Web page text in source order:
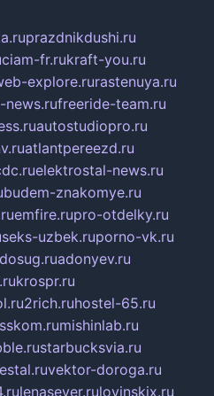
prazdnikdushi.ru
ciam-fr.rukraft-you.ru
explore.rurastenuya.ru
news.rufreeride-team.ru
autostudiopro.ru
atlantpereezd.ru
elektrostal-news.ru
budem-znakomye.ru
emfire.rupro-otdelky.ru
seks-uzbek.ruporno-vk.ru
adonyev.ru
krospr.ru
2rich.ruhostel-65.ru
mishinlab.ru
starbucksvia.ru
vektor-doroga.ru
lenasever.rulovinskix.ru